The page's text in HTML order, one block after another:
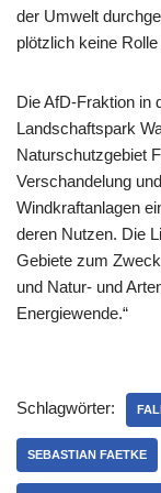
der Umwelt
plötzlich keine Rolle
Die AfD-Fraktion in
Landschaftspark
Naturschutzgebiet
Verschandelung
Windkraftanlagen
deren Nutzen. Die
Gebiete zum
und Natur- und
Energiewende.“
Schlagwörter:
SEBASTIAN FAETKE